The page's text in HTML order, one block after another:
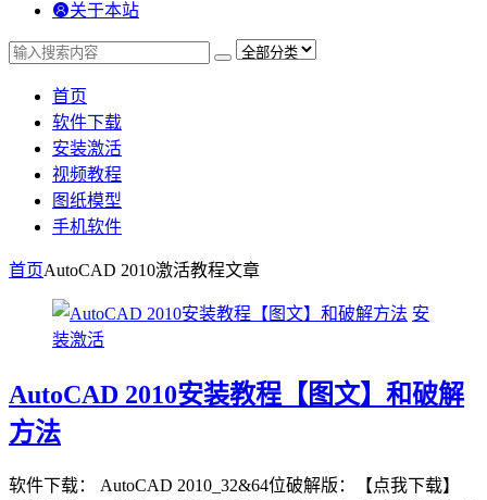
关于本站
首页
软件下载
安装激活
视频教程
图纸模型
手机软件
首页AutoCAD 2010激活教程文章
安
装激活
AutoCAD 2010安装教程【图文】和破解
方法
软件下载： AutoCAD 2010_32&64位破解版：【点我下载】